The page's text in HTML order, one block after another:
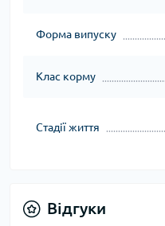
Форма випуску
Клас корму
Стадії життя
Відгуки